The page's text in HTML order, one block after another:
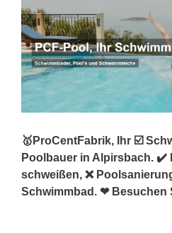
🥇ProCentFabrik, Ihr ☑️
Poolbauer in Alpirsbach.
schweißen, ❌
Schwimmbad. ❤ Besuchen